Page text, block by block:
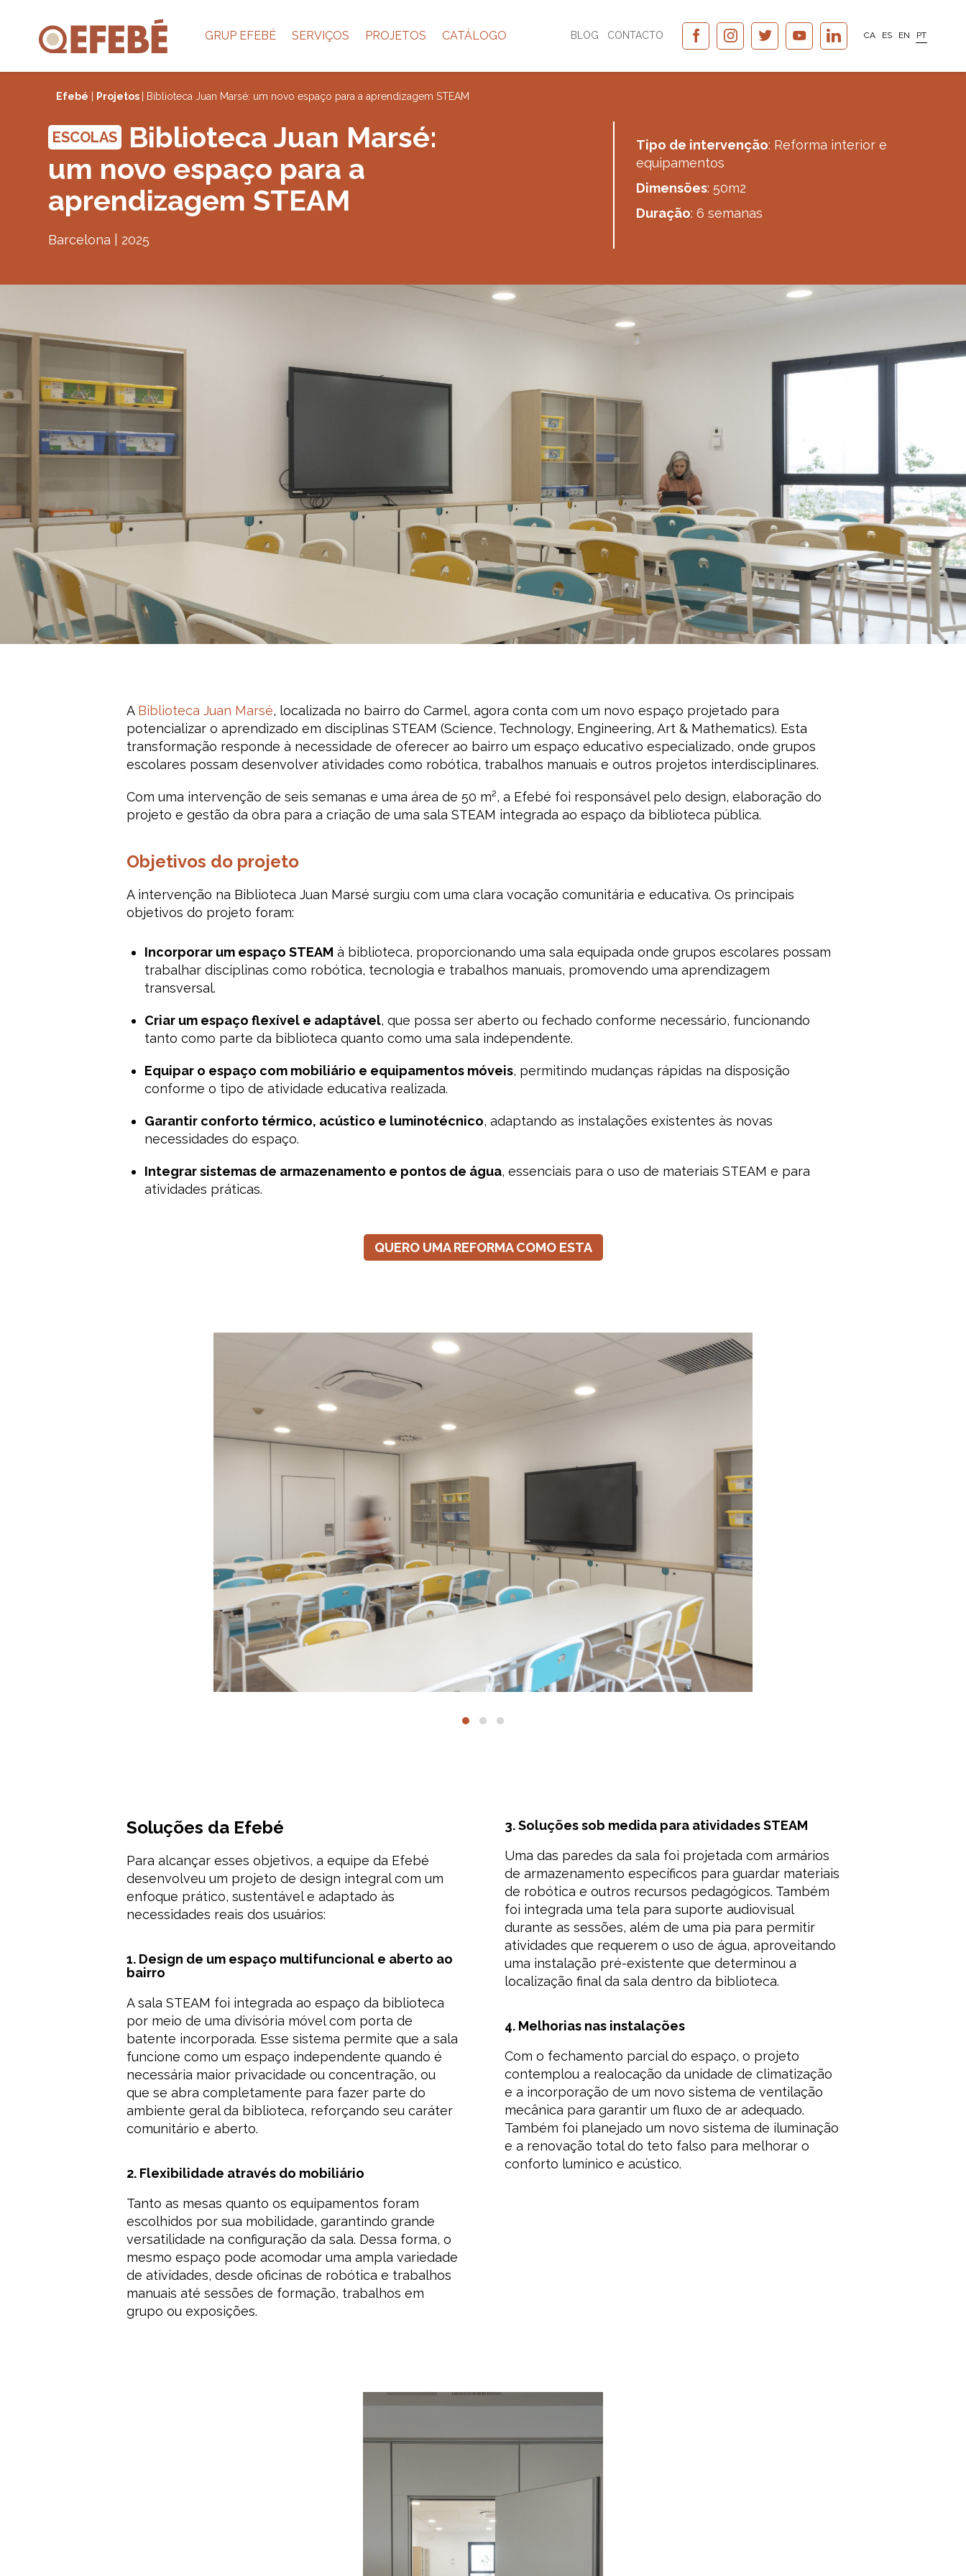
GRUP EFEBÉ SERVIÇOS PROJETOS CATÁLOGO BLOG CONTACTO CA ES EN PT
Efebé Projetos | Biblioteca Juan Marsé: um novo espaço para a aprendizagem STEAM
ESCOLAS
Biblioteca Juan Marsé:
um novo espaço para a
aprendizagem STEAM
Barcelona | 2025
Tipo de intervenção: Reforma interior e
equipamentos
Dimensões: 50m2
Duração: 6 semanas
A Biblioteca Juan Marsé, localizada no bairro do Carmel, agora conta com um novo espaço projetado para
potencializar o aprendizado em disciplinas STEAM (Science, Technology, Engineering, Art & Mathematics). Esta
transformação responde à necessidade de oferecer ao bairro um espaço educativo especializado, onde grupos
escolares possam desenvolver atividades como robótica, trabalhos manuais e outros projetos interdisciplinares.
Com uma intervenção de seis semanas e uma área de 50 m², a Efebé foi responsável pelo design, elaboração do
projeto e gestão da obra para a criação de uma sala STEAM integrada ao espaço da biblioteca pública.
Objetivos do projeto
A intervenção na Biblioteca Juan Marsé surgiu com uma clara vocação comunitária e educativa. Os principais
objetivos do projeto foram:
Incorporar um espaço STEAM à biblioteca, proporcionando uma sala equipada onde grupos escolares possam
trabalhar disciplinas como robótica, tecnologia e trabalhos manuais, promovendo uma aprendizagem
transversal.
Criar um espaço flexível e adaptável, que possa ser aberto ou fechado conforme necessário, funcionando
tanto como parte da biblioteca quanto como uma sala independente.
Equipar o espaço com mobiliário e equipamentos móveis, permitindo mudanças rápidas na disposição
conforme o tipo de atividade educativa realizada.
Garantir conforto térmico, acústico e luminotécnico, adaptando as instalações existentes às novas
necessidades do espaço.
Integrar sistemas de armazenamento e pontos de água, essenciais para o uso de materiais STEAM e para
atividades práticas.
QUERO UMA REFORMA COMO ESTA
Soluções da Efebé
Para alcançar esses objetivos, a equipe da Efebé
desenvolveu um projeto de design integral com um
enfoque prático, sustentável e adaptado às
necessidades reais dos usuários:
1. Design de um espaço multifuncional e aberto ao
bairro
A sala STEAM foi integrada ao espaço da biblioteca
por meio de uma divisória móvel com porta de
batente incorporada. Esse sistema permite que a sala
funcione como um espaço independente quando é
necessária maior privacidade ou concentração, ou
que se abra completamente para fazer parte do
ambiente geral da biblioteca, reforçando seu caráter
comunitário e aberto.
2. Flexibilidade através do mobiliário
Tanto as mesas quanto os equipamentos foram
escolhidos por sua mobilidade, garantindo grande
versatilidade na configuração da sala. Dessa forma, o
mesmo espaço pode acomodar uma ampla variedade
de atividades, desde oficinas de robótica e trabalhos
manuais até sessões de formação, trabalhos em
grupo ou exposições.
3. Soluções sob medida para atividades STEAM
Uma das paredes da sala foi projetada com armários
de armazenamento específicos para guardar materiais
de robótica e outros recursos pedagógicos. Também
foi integrada uma tela para suporte audiovisual
durante as sessões, além de uma pia para permitir
atividades que requerem o uso de água, aproveitando
uma instalação pré-existente que determinou a
localização final da sala dentro da biblioteca.
4. Melhorias nas instalações
Com o fechamento parcial do espaço, o projeto
contemplou a realocação da unidade de climatização
e a incorporação de um novo sistema de ventilação
mecânica para garantir um fluxo de ar adequado.
Também foi planejado um novo sistema de iluminação
e a renovação total do teto falso para melhorar o
conforto lumínico e acústico.